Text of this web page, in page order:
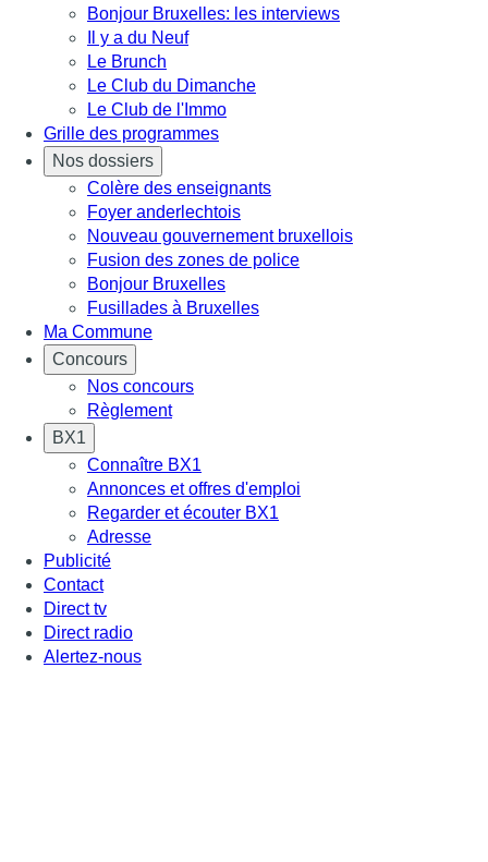
Bonjour Bruxelles: les interviews
Il y a du Neuf
Le Brunch
Le Club du Dimanche
Le Club de l'Immo
Grille des programmes
Nos dossiers
Colère des enseignants
Foyer anderlechtois
Nouveau gouvernement bruxellois
Fusion des zones de police
Bonjour Bruxelles
Fusillades à Bruxelles
Ma Commune
Concours
Nos concours
Règlement
BX1
Connaître BX1
Annonces et offres d'emploi
Regarder et écouter BX1
Adresse
Publicité
Contact
Direct tv
Direct radio
Alertez-nous